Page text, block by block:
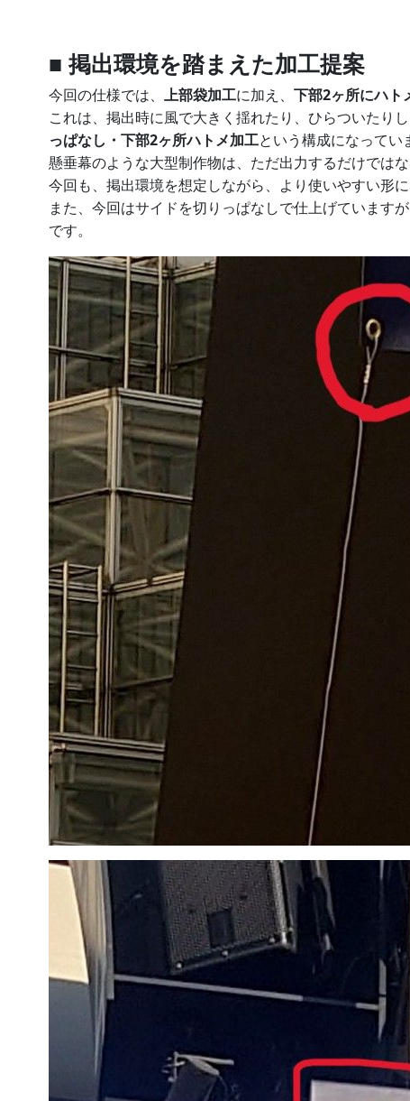
■ 掲出環境を踏まえた加工提案
今回の仕様では、 上部袋加工に加え、 下部2ヶ所にハト
これは、掲出時に風で大きく揺れたり、ひらついたり
っぱなし・下部2ヶ所ハトメ加工という構成になってい
懸垂幕のような大型制作物は、ただ出力するだけではな
今回も、掲出環境を想定しながら、より使いやすい形に
また、今回はサイドを切りっぱなしで仕上げています
です。